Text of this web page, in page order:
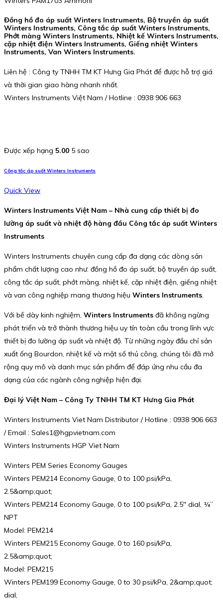
Đồng hồ đo áp suất Winters Instruments, Bộ truyền áp suất
Winters Instruments, Công tắc áp suất Winters Instruments,
Phớt màng Winters Instruments, Nhiệt kế Winters Instruments,
cặp nhiệt điện Winters Instruments, Giếng nhiệt Winters
Instruments, Van Winters Instruments.
Liên hệ : Công ty TNHH TM KT Hưng Gia Phát để được hỗ trợ giá
và thời gian giao hàng nhanh nhất.
Winters Instruments Việt Nam / Hotline : 0938 906 663
Được xếp hạng 5.00 5 sao
Công tắc áp suất Winters Instruments
Quick View
Winters Instruments Việt Nam – Nhà cung cấp thiết bị đo
lường áp suất và nhiệt độ hàng đầu Công tắc áp suất Winters
Instruments
Winters Instruments chuyên cung cấp đa dạng các dòng sản
phẩm chất lượng cao như: đồng hồ đo áp suất, bộ truyền áp suất,
công tắc áp suất, phớt màng, nhiệt kế, cặp nhiệt điện, giếng nhiệt
và van công nghiệp mang thương hiệu Winters Instruments.
Với bề dày kinh nghiệm, Winters Instruments đã không ngừng
phát triển và trở thành thương hiệu uy tín toàn cầu trong lĩnh vực
thiết bị đo lường áp suất và nhiệt độ. Từ những ngày đầu chỉ sản
xuất ống Bourdon, nhiệt kế và mặt số thủ công, chúng tôi đã mở
rộng quy mô và danh mục sản phẩm để đáp ứng nhu cầu đa
dạng của các ngành công nghiệp hiện đại.
Đại lý Việt Nam – Công Ty TNHH TM KT Hưng Gia Phát
Winters Instruments Viet Nam Distributor / Hotline : 0938 906 663
/ Email : Sales1@hgpvietnam.com
Winters Instruments HGP Viet Nam
Winters PEM Series Economy Gauges
Winters PEM214 Economy Gauge, 0 to 100 psi/kPa,
2.5&amp;quot;
Winters PEM214 Economy Gauge, 0 to 100 psi/kPa, 2.5″ dial, ¼”
NPT
Model: PEM214
Winters PEM215 Economy Gauge, 0 to 160 psi/kPa,
2.5&amp;quot;
Model: PEM215
Winters PEM199 Economy Gauge, 0 to 30 psi/kPa, 2&amp;quot;
dial,